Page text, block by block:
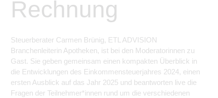
Rechnung
Steuerberater Carmen Brünig, ETL ADVISION
Branchenleiterin Apotheken, ist bei den Moderatorinnen zu
Gast. Sie geben gemeinsam einen kompakten Überblick in
die Entwicklungen des Einkommensteuerjahres 2024, einen
ersten Ausblick auf das Jahr 2025 und beantworten live die
Fragen der Teilnehmer*innen rund um die verschiedenen